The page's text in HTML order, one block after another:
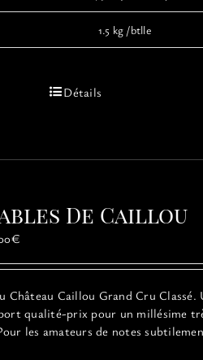
1.5 kg /btlle
Ce
variations.
peuvent
sur
page
du
produit
Détails
De Caillou
€Plage
prix :
12,00€
à
22,00€
Château Caillou Grand Cru Classé.
qualité-prix pour un millésime
les amateurs de notes